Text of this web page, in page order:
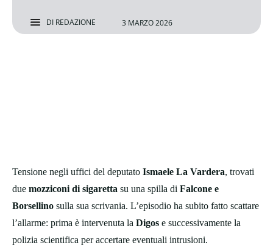
DI REDAZIONE 3 MARZO 2026
Tensione negli uffici del deputato Ismaele La Vardera, trovati
due mozziconi di sigaretta su una spilla di Falcone e
Borsellino sulla sua scrivania. L’episodio ha subito fatto scattare
l’allarme: prima è intervenuta la Digos e successivamente la
polizia scientifica per accertare eventuali intrusioni.